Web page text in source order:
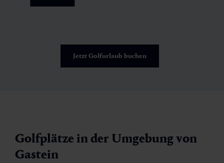
Jetzt Golfurlaub buchen
Golfplätze in der Umgebung von
Gastein